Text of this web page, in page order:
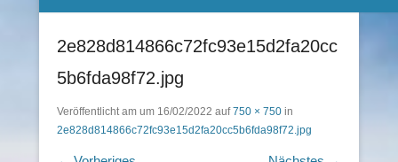
2e828d814866c72fc93e15d2fa20cc
5b6fda98f72.jpg
Veröffentlicht am um 16/02/2022 auf750 × 750 in
2e828d814866c72fc93e15d2fa20cc5b6fda98f72.jpg